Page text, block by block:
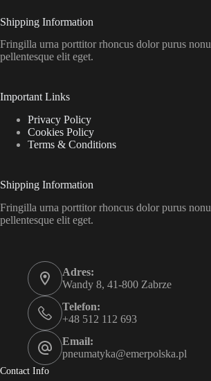
Shipping Information
Fringilla urna porttitor rhoncus dolor purus
pellentesque elit eget.
Important Links
Privacy Policy
Cookies Policy
Terms & Conditions
Shipping Information
Fringilla urna porttitor rhoncus dolor purus
pellentesque elit eget.
Adres:
Wandy 8, 41-800 Zabrze
Telefon:
+48 512 112 693
Email:
pneumatyka@emerpolska.pl
Contact Info